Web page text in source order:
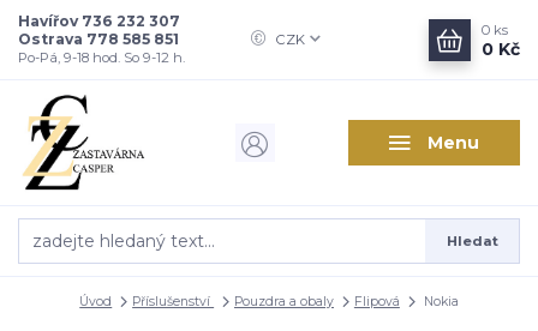
Menu
CZK
Hledat
Havířov 736 232 307
Ostrava 778 585 851
Po-Pá, 9-18 hod. So 9-12 h.
0 ks
0 Kč
Úvod Příslušenství Pouzdra a obaly Flipová Nokia